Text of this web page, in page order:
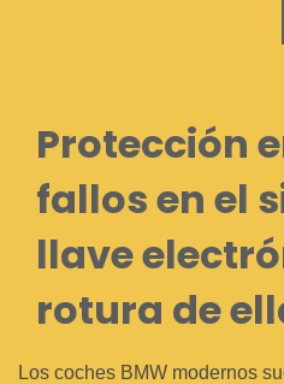
Protección
fallos en el
llave
rotura de
Los coches BMW modernos